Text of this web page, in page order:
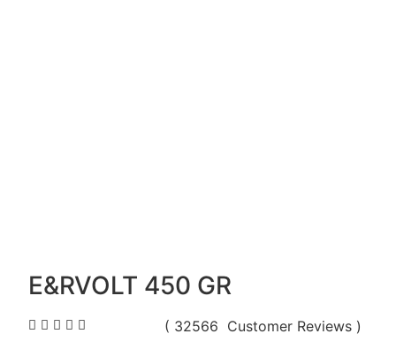
E&RVOLT 450 GR
    
( 32566 Customer Reviews )